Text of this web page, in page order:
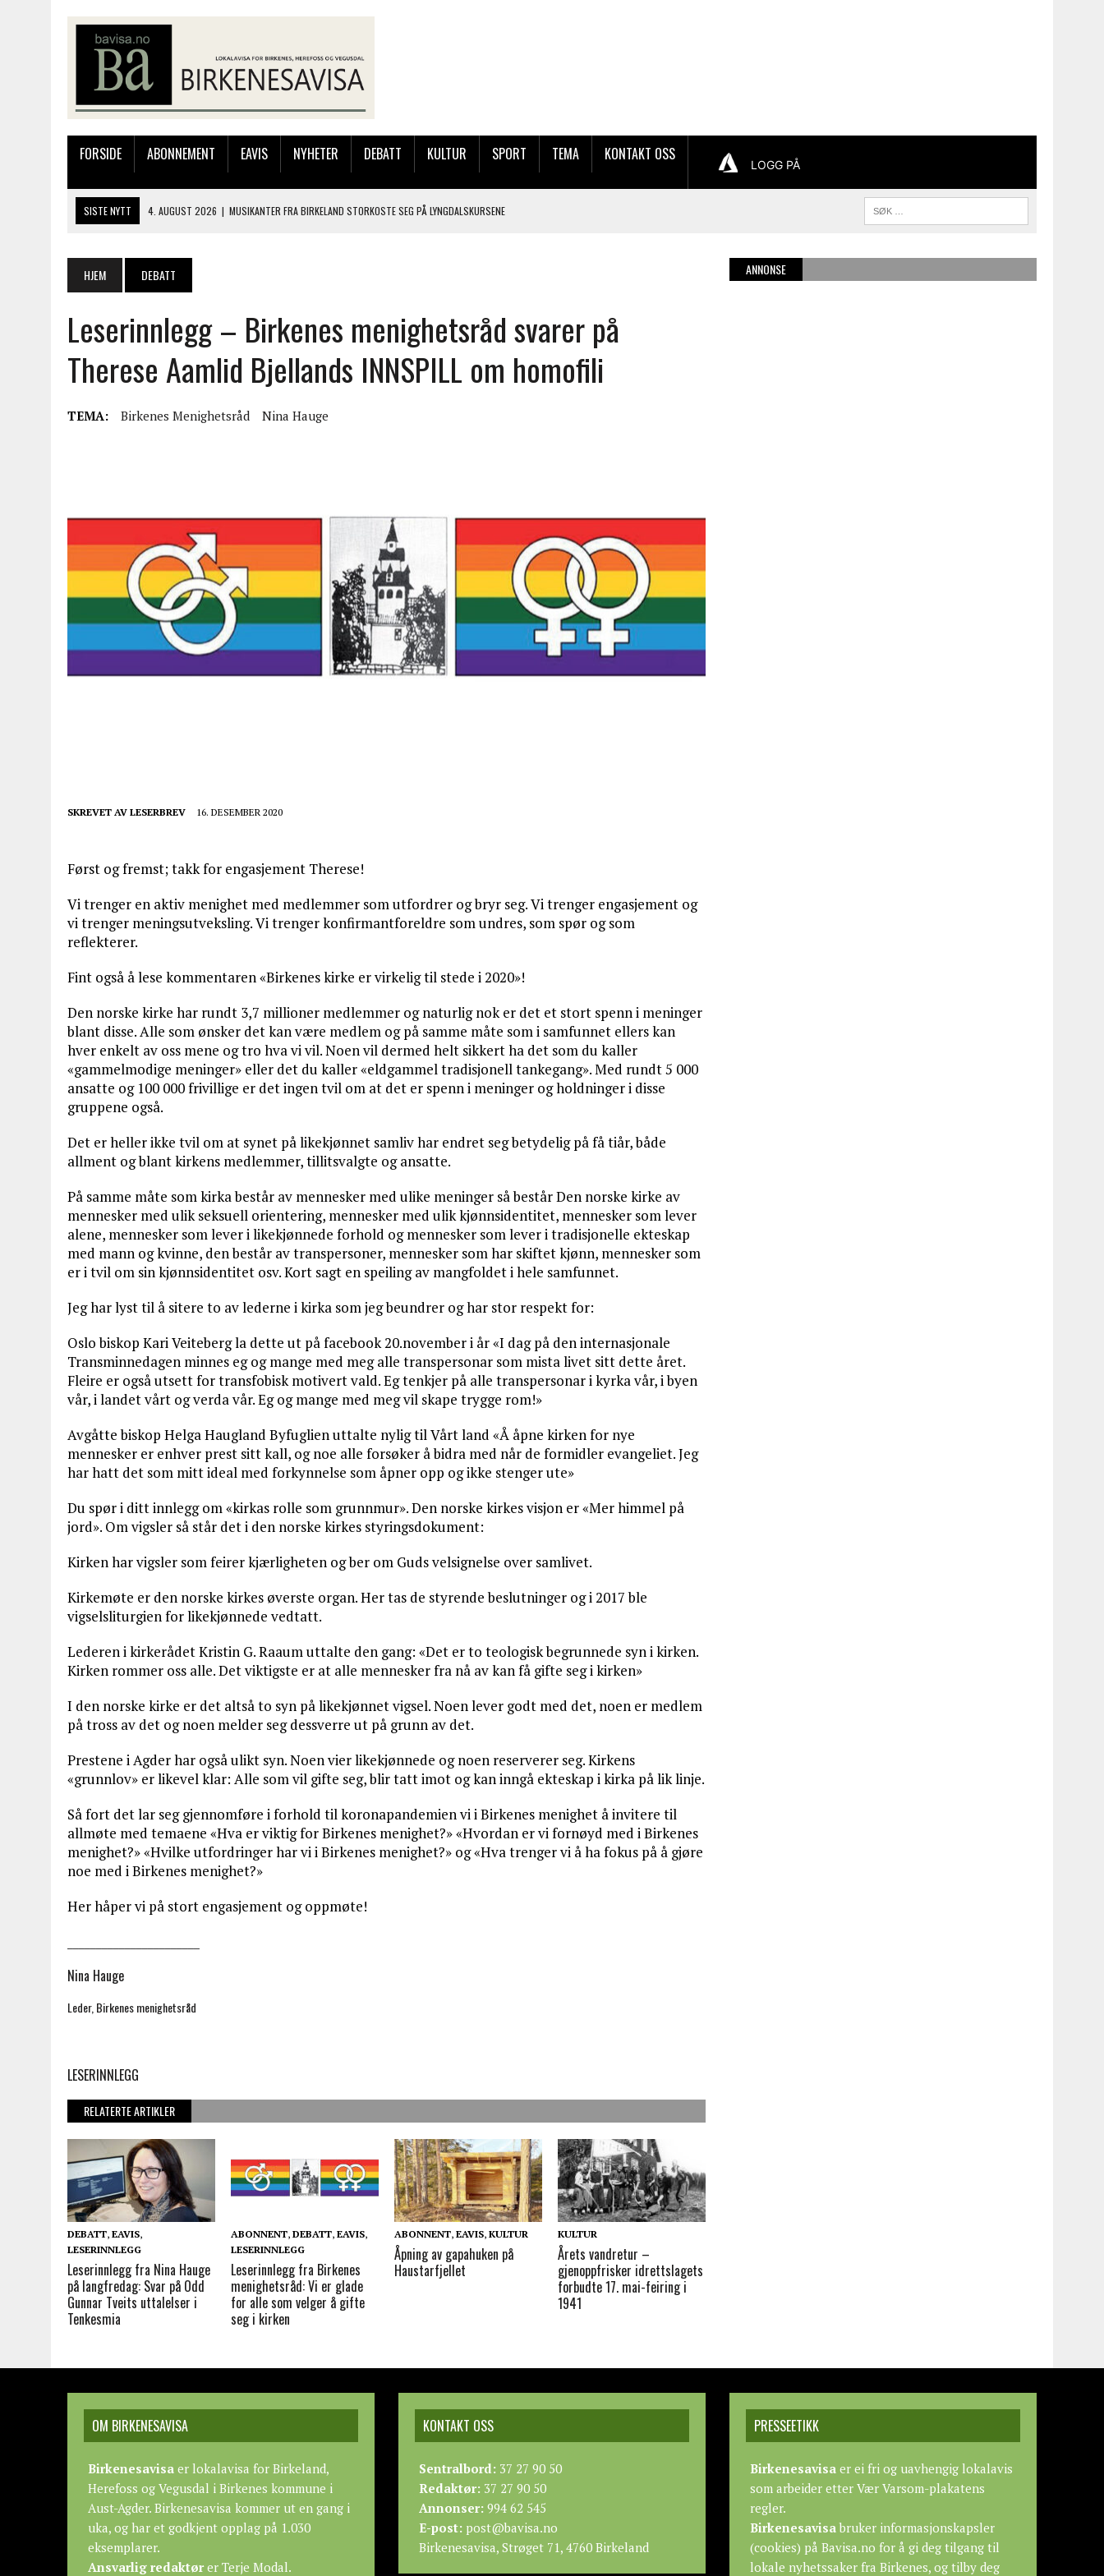
FORSIDE ABONNEMENT EAVIS NYHETER DEBATT KULTUR SPORT TEMA KONTAKT OSS
LOGG PÅ
SISTE NYTT 4. AUGUST 2026 | MUSIKANTER FRA BIRKELAND STORKOSTE SEG PÅ LYNGDALSKURSENE
28. JULI 2026 | JAKOB FRIIS TRIO KOMMER TIL BIRKELAND SØNDAG
4. AUGUST 2026
SILJE LØLAND STILTE UT I TOLLBODEN – NÅ STILLER HUN UT PÅ SØRLANDSUTSTILLINGEN.
HJEM DEBATT
Leserinnlegg – Birkenes menighetsråd svarer på
Therese Aamlid Bjellands INNSPILL om homofili
TEMA: Birkenes Menighetsråd Nina Hauge
SKREVET AV LESERBREV 16. DESEMBER 2020
Først og fremst; takk for engasjement Therese!
Vi trenger en aktiv menighet med medlemmer som utfordrer og bryr seg. Vi trenger engasjement og
vi trenger meningsutveksling. Vi trenger konfirmantforeldre som undres, som spør og som
reflekterer.
Fint også å lese kommentaren «Birkenes kirke er virkelig til stede i 2020»!
Den norske kirke har rundt 3,7 millioner medlemmer og naturlig nok er det et stort spenn i meninger
blant disse. Alle som ønsker det kan være medlem og på samme måte som i samfunnet ellers kan
hver enkelt av oss mene og tro hva vi vil. Noen vil dermed helt sikkert ha det som du kaller
«gammelmodige meninger» eller det du kaller «eldgammel tradisjonell tankegang». Med rundt 5 000
ansatte og 100 000 frivillige er det ingen tvil om at det er spenn i meninger og holdninger i disse
gruppene også.
Det er heller ikke tvil om at synet på likekjønnet samliv har endret seg betydelig på få tiår, både
allment og blant kirkens medlemmer, tillitsvalgte og ansatte.
På samme måte som kirka består av mennesker med ulike meninger så består Den norske kirke av
mennesker med ulik seksuell orientering, mennesker med ulik kjønnsidentitet, mennesker som lever
alene, mennesker som lever i likekjønnede forhold og mennesker som lever i tradisjonelle ekteskap
med mann og kvinne, den består av transpersoner, mennesker som har skiftet kjønn, mennesker som
er i tvil om sin kjønnsidentitet osv. Kort sagt en speiling av mangfoldet i hele samfunnet.
Jeg har lyst til å sitere to av lederne i kirka som jeg beundrer og har stor respekt for:
Oslo biskop Kari Veiteberg la dette ut på facebook 20.november i år «I dag på den internasjonale
Transminnedagen minnes eg og mange med meg alle transpersonar som mista livet sitt dette året.
Fleire er også utsett for transfobisk motivert vald. Eg tenkjer på alle transpersonar i kyrka vår, i byen
vår, i landet vårt og verda vår. Eg og mange med meg vil skape trygge rom!»
Avgåtte biskop Helga Haugland Byfuglien uttalte nylig til Vårt land «Å åpne kirken for nye
mennesker er enhver prest sitt kall, og noe alle forsøker å bidra med når de formidler evangeliet. Jeg
har hatt det som mitt ideal med forkynnelse som åpner opp og ikke stenger ute»
Du spør i ditt innlegg om «kirkas rolle som grunnmur». Den norske kirkes visjon er «Mer himmel på
jord». Om vigsler så står det i den norske kirkes styringsdokument:
Kirken har vigsler som feirer kjærligheten og ber om Guds velsignelse over samlivet.
Kirkemøte er den norske kirkes øverste organ. Her tas de styrende beslutninger og i 2017 ble
vigselsliturgien for likekjønnede vedtatt.
Lederen i kirkerådet Kristin G. Raaum uttalte den gang: «Det er to teologisk begrunnede syn i kirken.
Kirken rommer oss alle. Det viktigste er at alle mennesker fra nå av kan få gifte seg i kirken»
I den norske kirke er det altså to syn på likekjønnet vigsel. Noen lever godt med det, noen er medlem
på tross av det og noen melder seg dessverre ut på grunn av det.
Prestene i Agder har også ulikt syn. Noen vier likekjønnede og noen reserverer seg. Kirkens
«grunnlov» er likevel klar: Alle som vil gifte seg, blir tatt imot og kan inngå ekteskap i kirka på lik linje.
Så fort det lar seg gjennomføre i forhold til koronapandemien vi i Birkenes menighet å invitere til
allmøte med temaene «Hva er viktig for Birkenes menighet?» «Hvordan er vi fornøyd med i Birkenes
menighet?» «Hvilke utfordringer har vi i Birkenes menighet?» og «Hva trenger vi å ha fokus på å gjøre
noe med i Birkenes menighet?»
Her håper vi på stort engasjement og oppmøte!
Nina Hauge
Leder, Birkenes menighetsråd
LESERINNLEGG
RELATERTE ARTIKLER
DEBATT, EAVIS,
LESERINNLEGG
Leserinnlegg fra Nina Hauge
på langfredag: Svar på Odd
Gunnar Tveits uttalelser i
Tenkesmia
ABONNENT,DEBATT,EAVIS,
LESERINNLEGG
Leserinnlegg fra Birkenes
menighetsråd: Vi er glade
for alle som velger å gifte
seg i kirken
ABONNENT,EAVIS,KULTUR
Åpning av gapahuken på
Haustarfjellet
KULTUR
Årets vandretur –
gjenoppfrisker idrettslagets
forbudte 17. mai-feiring i
1941
ANNONSE
OM BIRKENESAVISA
Birkenesavisa er lokalavisa for Birkeland,
Herefoss og Vegusdal i Birkenes kommune i
Aust-Agder. Birkenesavisa kommer ut en gang i
uka, og har et godkjent opplag på 1.030
eksemplarer.
Ansvarlig redaktører Terje Modal.
KONTAKT OSS
Sentralbord: 37 27 90 50
Redaktør: 37 27 90 50
Annonser: 994 62 545
E-post: post@bavisa.no
Birkenesavisa, Strøget 71, 4760 Birkeland
PRESSEETIKK
Birkenesavisa er ei fri og uavhengig lokalavis
som arbeider etterVær Varsom-plakatens
regler.
Birkenesavisabruker informasjonskapsler
(cookies) på Bavisa.no for å gi deg tilgang til
lokale nyhetssaker fra Birkenes, og tilby deg